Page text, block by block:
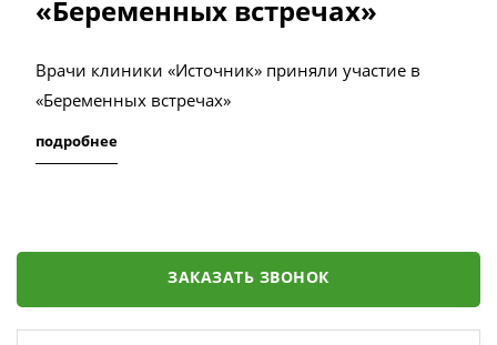
«Беременных встречах»
Врачи клиники «Источник» приняли участие в
«Беременных встречах»
подробнее
ЗАКАЗАТЬ ЗВОНОК